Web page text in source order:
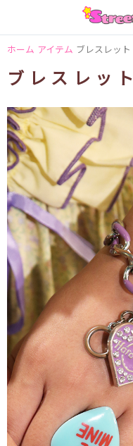
ホーム アイテム ブレスレット
ブレスレット